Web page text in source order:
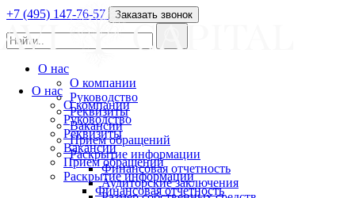
О нас
О компании
Руководство
Реквизиты
Вакансии
Прием обращений
Раскрытие информации
Финансовая отчетность
+7 (495) 147-76-57 Заказать звонок
О нас
О компании
Руководство
Реквизиты
Вакансии
Прием обращений
Раскрытие информации
Финансовая отчетность
Аудиторские заключения